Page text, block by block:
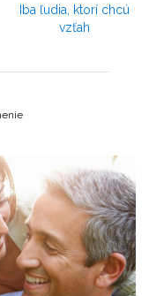
Iba ľudia, ktorí chcú
vzťah